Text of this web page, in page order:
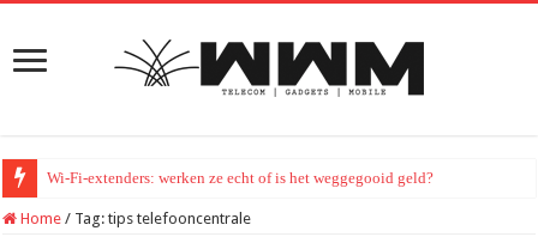
Wi-Fi-extenders: werken ze echt of is het weggegooid geld?
Home / Tag:tips telefooncentrale